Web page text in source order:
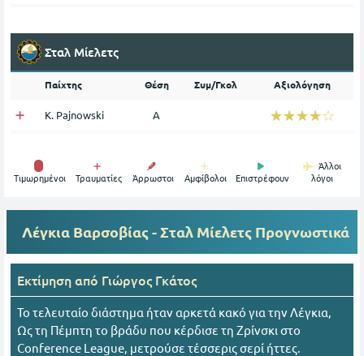
Σταλ Μίελετς
Παίχτης Θέση Συμ/Γκολ Αξιολόγηση
K. Pajnowski Α ☆☆☆☆☆
★★★★★
Tιμωρημένοι Τραυματίες Άρρωστοι Αμφίβολοι Επιστρέφουν
Άλλοι
λόγοι
Λέγκια Βαρσοβίας - Σταλ Μίελετς Προγνωστικά
Εκτίμηση από Γιώργος Γκάτος
Το τελευταίο διάστημα ήταν αρκετά κακό για την Λέγκια,
Ως τη Πέμπτη το βράδυ που κέρδισε τη Ζρίνσκι στο
Conference League, μετρούσε τέσσερις σερί ήττες.